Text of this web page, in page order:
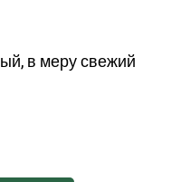
в меру свежий